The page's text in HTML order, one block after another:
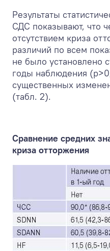
Результаты
СДС показывают, что
отсутствием криза
различий по всем
не было установлено
годы наблюдения
существенных
(табл. 2).
Сравнение средних
криза отторжения